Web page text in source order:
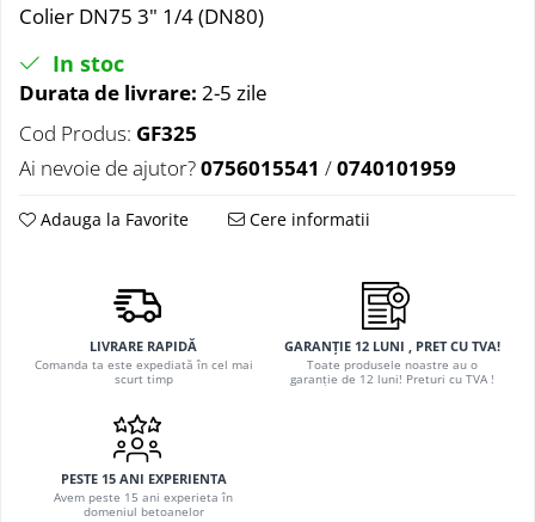
Colier DN75 3" 1/4 (DN80)
In stoc
Durata de livrare: 2-5 zile
Cod Produs: GF325
Ai nevoie de ajutor?0756015541 /0740101959
Adauga la Favorite Cere informatii
LIVRARE RAPIDĂ
Comanda ta este expediată în cel mai
scurt timp
GARANȚIE 12 LUNI , PRET CU TVA!
Toate produsele noastre au o
garanție de 12 luni! Preturi cu TVA !
PESTE 15 ANI EXPERIENTA
Avem peste 15 ani experieta în
domeniul betoanelor